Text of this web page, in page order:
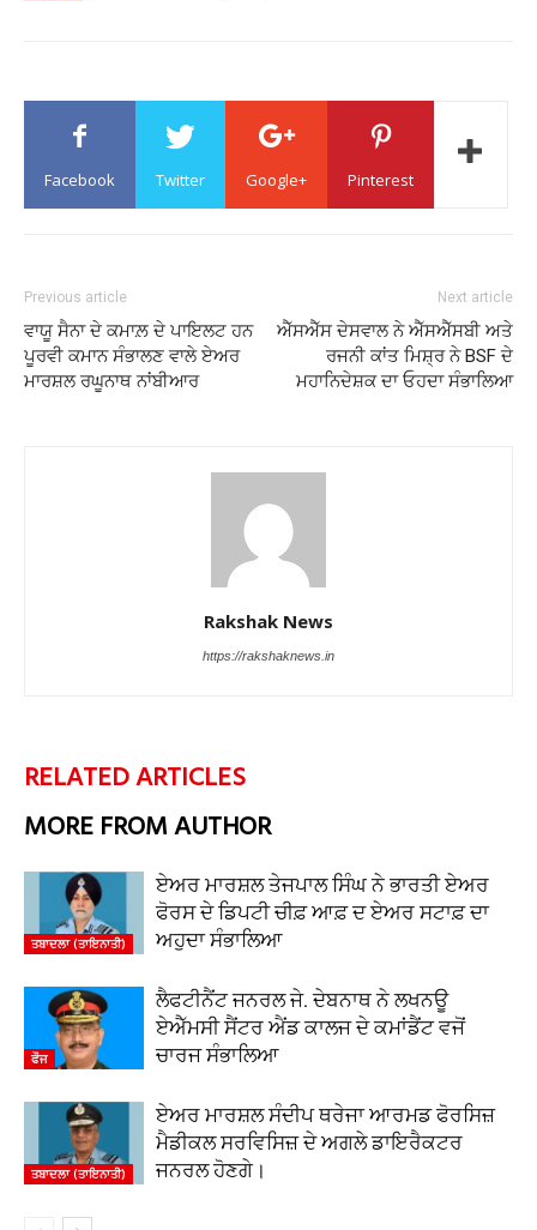
Facebook Twitter Google+ Pinterest
Previous article
ਵਾਯੂ ਸੈਨਾ ਦੇ ਕਮਾਲ਼ ਦੇ ਪਾਇਲਟ ਹਨ
ਪੂਰਵੀ ਕਮਾਨ ਸੰਭਾਲਣ ਵਾਲੇ ਏਅਰ
ਮਾਰਸ਼ਲ ਰਘੂਨਾਥ ਨਾਂਬੀਆਰ
Next article
ਐੱਸਐੱਸ ਦੇਸਵਾਲ ਨੇ ਐੱਸਐੱਸਬੀ ਅਤੇ
ਰਜਨੀ ਕਾਂਤ ਮਿਸ਼੍ਰ ਨੇ BSF ਦੇ
ਮਹਾਨਿਦੇਸ਼ਕ ਦਾ ਓਹਦਾ ਸੰਭਾਲਿਆ
Rakshak News
https://rakshaknews.in
RELATED ARTICLES
MORE FROM AUTHOR
ਤਬਾਦਲਾ (ਤਾਇਨਾਤੀ)
ਏਅਰ ਮਾਰਸ਼ਲ ਤੇਜਪਾਲ ਸਿੰਘ ਨੇ ਭਾਰਤੀ ਏਅਰ
ਫੋਰਸ ਦੇ ਡਿਪਟੀ ਚੀਫ਼ ਆਫ਼ ਦ ਏਅਰ ਸਟਾਫ਼ ਦਾ
ਅਹੁਦਾ ਸੰਭਾਲਿਆ
ਫੌਜ
ਲੈਫਟੀਨੈਂਟ ਜਨਰਲ ਜੇ. ਦੇਬਨਾਥ ਨੇ ਲਖਨਊ
ਏਐੱਮਸੀ ਸੈਂਟਰ ਐਂਡ ਕਾਲਜ ਦੇ ਕਮਾਂਡੈਂਟ ਵਜੋਂ
ਚਾਰਜ ਸੰਭਾਲਿਆ
ਤਬਾਦਲਾ (ਤਾਇਨਾਤੀ)
ਏਅਰ ਮਾਰਸ਼ਲ ਸੰਦੀਪ ਥਰੇਜਾ ਆਰਮਡ ਫੋਰਸਿਜ਼
ਮੈਡੀਕਲ ਸਰਵਿਸਿਜ਼ ਦੇ ਅਗਲੇ ਡਾਇਰੈਕਟਰ
ਜਨਰਲ ਹੋਣਗੇ।